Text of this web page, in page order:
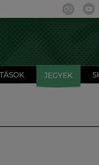
JEGYEK